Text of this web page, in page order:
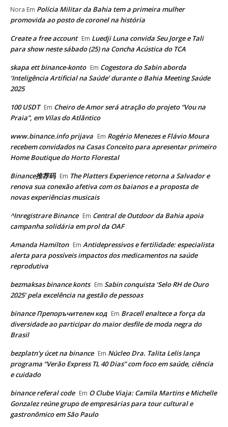
Nora Em Polícia Militar da Bahia tem a primeira mulher
promovida ao posto de coronel na história
Create a free account Em Luedji Luna convida Seu Jorge e Tali
para show neste sábado (25) na Concha Acústica do TCA
skapa ett binance-konto Em Cogestora do Sabin aborda
‘Inteligência Artificial na Saúde’ durante o Bahia Meeting Saúde
2025
100 USDT Em Cheiro de Amor será atração do projeto “Vou na
Praia”, em Vilas do Atlântico
www.binance.info prijava Em Rogério Menezes e Flávio Moura
recebem convidados na Casas Conceito para apresentar primeiro
Home Boutique do Horto Florestal
Binance推荐码 Em The Platters Experience retorna a Salvador e
renova sua conexão afetiva com os baianos e a proposta de
novas experiências musicais
^Inregistrare Binance Em Central de Outdoor da Bahia apoia
campanha solidária em prol da OAF
Amanda Hamilton Em Antidepressivos e fertilidade: especialista
alerta para possíveis impactos dos medicamentos na saúde
reprodutiva
bezmaksas binance konts Em Sabin conquista ‘Selo RH de Ouro
2025’ pela excelência na gestão de pessoas
binance Препоръчителен код Em Bracell enaltece a força da
diversidade ao participar do maior desfile de moda negra do
Brasil
bezplatn'y úcet na binance Em Núcleo Dra. Talita Lelis lança
programa “Verão Express TL 40 Dias” com foco em saúde, ciência
e cuidado
binance referal code Em O Clube Viaja: Camila Martins e Michelle
Gonzalez reúne grupo de empresárias para tour cultural e
gastronômico em São Paulo